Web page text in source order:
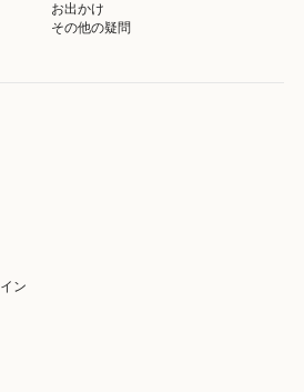
お出かけ
その他の疑問
ン